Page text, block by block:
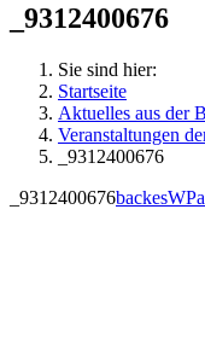
_9312400676
Sie sind hier:
Startseite
Aktuelles aus der
Veranstaltungen
_9312400676
_9312400676